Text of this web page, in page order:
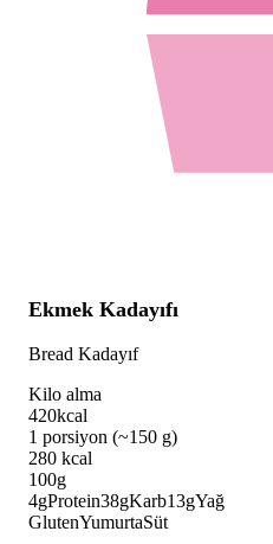
Ekmek Kadayıfı
Bread Kadayıf
Kilo alma
420kcal
1 porsiyon (~150 g)
280 kcal
100g
4gProtein38gKarb13gYağ
GlutenYumurtaSüt